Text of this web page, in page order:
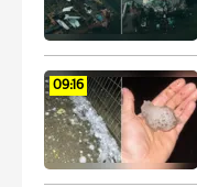
09:16